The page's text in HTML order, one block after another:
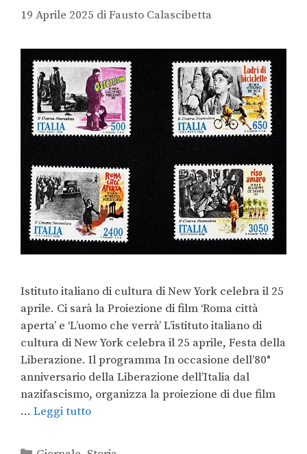
19 Aprile 2025 diFausto Calascibetta
Istituto italiano di cultura di New York celebra il 25
aprile. Ci sarà la Proiezione di film ‘Roma città
aperta’ e ‘L’uomo che verrà’ L’istituto italiano di
cultura di New York celebra il 25 aprile, Festa della
Liberazione. Il programma In occasione dell’80°
anniversario della Liberazione dell’Italia dal
nazifascismo, organizza la proiezione di due film
… Leggi tutto